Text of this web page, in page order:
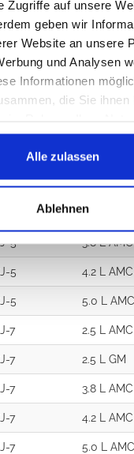
Zugriffe auf unsere
geben wir
Website an unsere
und Analysen
Informationen
die Sie ihnen
Alle zulassen
Ablehnen
Motor
5 2.5 L
2.5 L GM
5 3.8 L
5 4.2 L
5 5.0 L
7 2.5 L
7 2.5 L GM
7 3.8 L
7 4.2 L
7 5.0 L